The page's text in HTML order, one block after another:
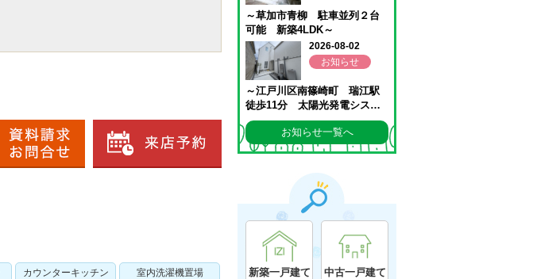
カウンターキッチン 室内洗濯機置場
お知らせ一覧へ
新築一戸建て 中古一戸建て